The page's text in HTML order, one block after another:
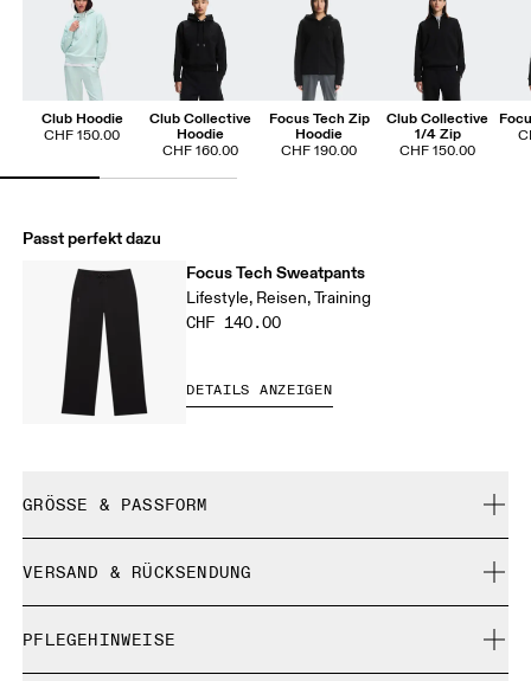
Club Hoodie
CHF 150.00
Club Collective
Hoodie
CHF 160.00
Focus Tech Zip
Hoodie
CHF 190.00
Club Collective
1/4 Zip
CHF 150.00
Passt perfekt dazu
Focus Tech Sweatpants
Lifestyle, Reisen, Training
CHF 140.00
DETAILS ANZEIGEN
GRÖSSE & PASSFORM
Xiao ist 173 cm gross und trägt Grösse S
VERSAND & RÜCKSENDUNG
Kostenlose 30-Tage-Rückgabe
PFLEGEHINWEISE